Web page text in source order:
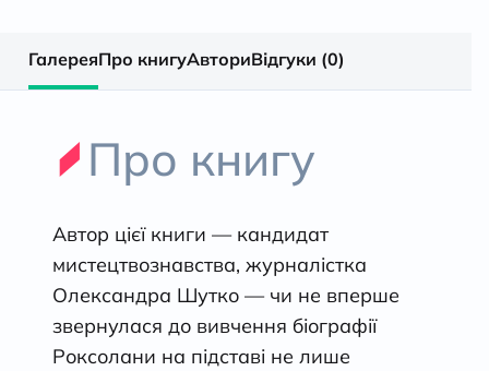
ГалереяПро книгуАвториВідгуки (0)
Про книгу
Автор цієї книги — кандидат
мистецтвознавства, журналістка
Олександра Шутко — чи не вперше
звернулася до вивчення біографії
Роксолани на підставі не лише